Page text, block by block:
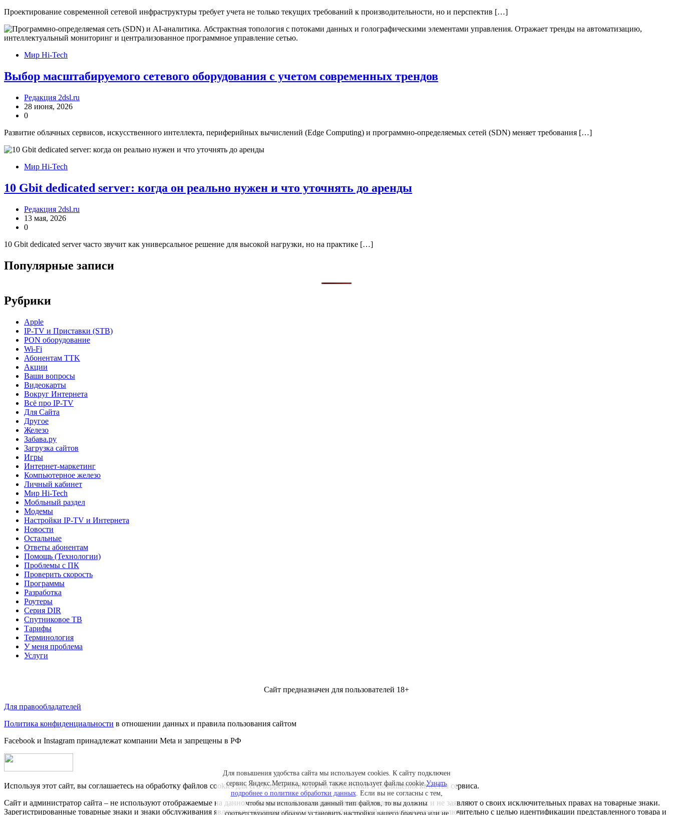
Проектирование современной сетевой инфраструктуры требует учета не только текущих требований к производительности, но и перспектив […]
Мир Hi-Tech
Выбор масштабируемого сетевого оборудования с учетом современных трендов
Редакция 2dsl.ru
28 июня, 2026
0
Развитие облачных сервисов, искусственного интеллекта, периферийных вычислений (Edge Computing) и программно-определяемых сетей (SDN) меняет требования […]
Мир Hi-Tech
10 Gbit dedicated server: когда он реально нужен и что уточнять до аренды
Редакция 2dsl.ru
13 мая, 2026
0
10 Gbit dedicated server часто звучит как универсальное решение для высокой нагрузки, но на практике […]
Популярные записи
Рубрики
Apple
IP-TV и Приставки (STB)
PON оборудование
Wi-Fi
Абонентам TTK
Акции
Ваши вопросы
Видеокарты
Вокруг Интернета
Всё про IP-TV
Для Сайта
Другое
Железо
Забава.ру
Загрузка сайтов
Игры
Интернет-маркетинг
Компьютерное железо
Личный кабинет
Мир Hi-Tech
Мобльный раздел
Модемы
Настройки IP-TV и Интернета
Новости
Остальные
Ответы абонентам
Помощь (Технологии)
Проблемы с ПК
Проверить скорость
Программы
Разработка
Роутеры
Серия DIR
Спутниковое ТВ
Тарифы
Терминология
У меня проблема
Услуги
Сайт предназначен для пользователей 18+
Для правообладателей
Политика конфиденциальности в отношении данных и правила пользования сайтом
Facebook и Instagram принадлежат компании Metа и запрещены в РФ
Используя этот сайт, вы соглашаетесь на обработку файлов cookies для его корректной работы, аналитики и повышения качества сервиса.
Сайт и администратор сайта – не используют отображаемые на данном интернет-сайте товарные знаки в рекламных целях и не заявляют о своих исключительных правах на товарные знаки.
Зарегистрированные товарные знаки и знаки обслуживания являются собственностью их правообладателей и используются исключительно с целью идентификации представленного товара и
Для повышения удобства сайта мы используем cookies. К сайту подключен
сервис Яндекс.Метрика, который также использует файлы cookie.Узнать
подробнее о политике обработки данных. Если вы не согласны с тем,
чтобы мы использовали данный тип файлов, то вы должны
соответствующим образом установить настройки вашего браузера или не